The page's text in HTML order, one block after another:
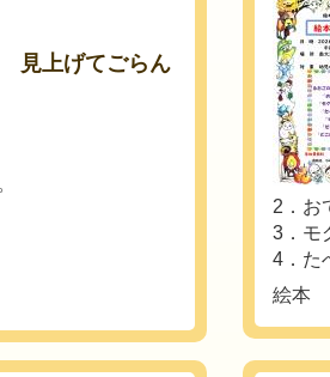
見上げてごらん
2．お
3．モ
4．た
絵本